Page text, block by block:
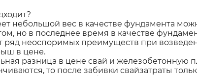
небольшой вес в качестве фундамента
но в последнее время в качестве
ряд неоспоримых преимуществ при
в цене.
разница в цене свай и железобетонную
то после забивки свайзатраты